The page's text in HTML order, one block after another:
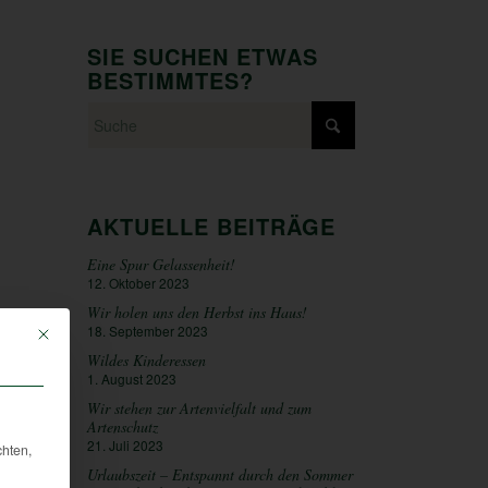
SIE SUCHEN ETWAS
BESTIMMTES?
AKTUELLE BEITRÄGE
Eine Spur Gelassenheit!
12. Oktober 2023
Wir holen uns den Herbst ins Haus!
18. September 2023
Wildes Kinderessen
1. August 2023
Wir stehen zur Artenvielfalt und zum
Artenschutz
21. Juli 2023
Urlaubszeit – Entspannt durch den Sommer
Mit diesem Button wird der Dialog geschlossen. Seine Funktionalität ist